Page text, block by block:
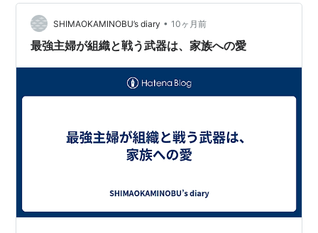
んがいる専業主婦が、木偶の坊の元同僚の後輩刑事の弟
が行方不明になったので捜索してほしいという依頼を受
け、夜の間だけ（午前6時が門限）一緒に後輩刑事と活動
SHIMAOKAMINOBU’s diary • 10ヶ月前
最強主婦が組織と戦う武器は、家族への愛